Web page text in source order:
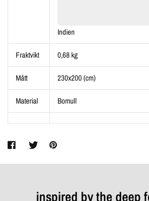
Indien
Fraktvikt 0,68 kg
Mått 230x200 (cm)
Material Bomull
inspired by the deep